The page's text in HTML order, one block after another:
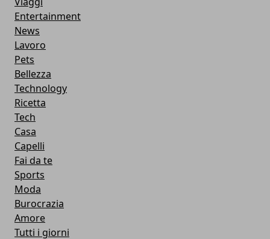
Entertainment
News
Lavoro
Pets
Bellezza
Technology
Ricetta
Tech
Casa
Capelli
Fai da te
Sports
Moda
Burocrazia
Amore
Tutti i giorni